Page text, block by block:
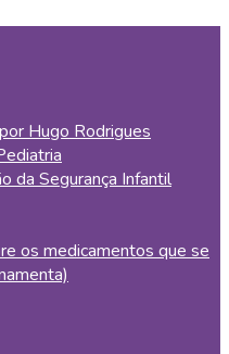
Hugo Rodrigues
da Segurança Infantil
os medicamentos que se